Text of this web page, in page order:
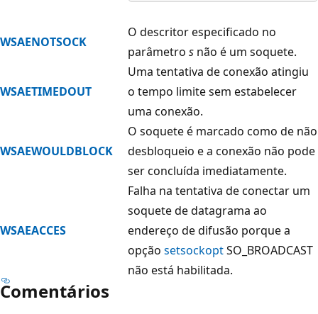
WSAENOTSOCK
O descritor especificado no
parâmetro s não é um soquete.
WSAETIMEDOUT
Uma tentativa de conexão atingiu
o tempo limite sem estabelecer
uma conexão.
WSAEWOULDBLOCK
O soquete é marcado como de não
desbloqueio e a conexão não pode
ser concluída imediatamente.
WSAEACCES
Falha na tentativa de conectar um
soquete de datagrama ao
endereço de difusão porque a
opção setsockoptSO_BROADCAST
não está habilitada.
Comentários